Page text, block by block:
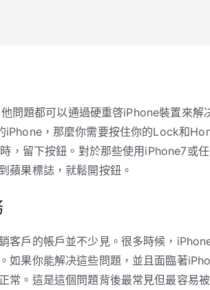
問題都可以通過硬重啓iPhone裝置來解
，那麼你需要按住你的Lock和
，留下按鈕。對於那些使用iPhone7或
蘋果標誌，就鬆開按鈕。
客戶的帳戶並不少見。很多時候，
如果你能解决這些問題，並且面臨著
常。這是這個問題背後最常見但最容易